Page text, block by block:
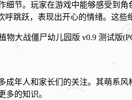
节。玩家在游戏中能够感受到
跳跃，表现出开心的情绪。这
成年人和家长们的关注。其萌系
多的知识。